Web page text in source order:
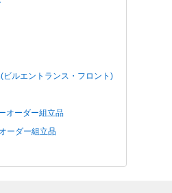
ビルエントランス・フロント)
オーダー組立品
ーダー組立品